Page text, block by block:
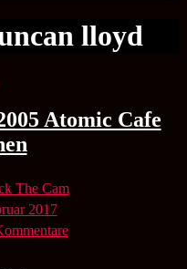
lloyd
Atomic Cafe
The Cam
2017
zu
Maximo